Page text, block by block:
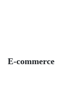
E-commerce